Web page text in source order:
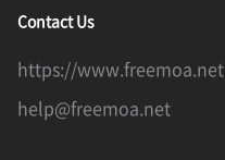
Contact Us
https://www.freemoa.net
help@freemoa.net